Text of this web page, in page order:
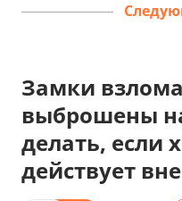
Замки
выброшены
делать, если
действует